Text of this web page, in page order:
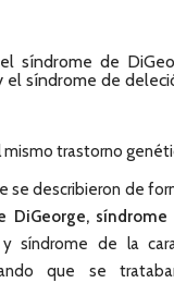
síndrome de
el síndrome de
mismo trastorno
se describieron de
DiGeorge,
síndrome de la
que se